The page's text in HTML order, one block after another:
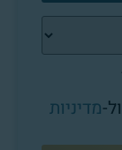
ול-מדיניות